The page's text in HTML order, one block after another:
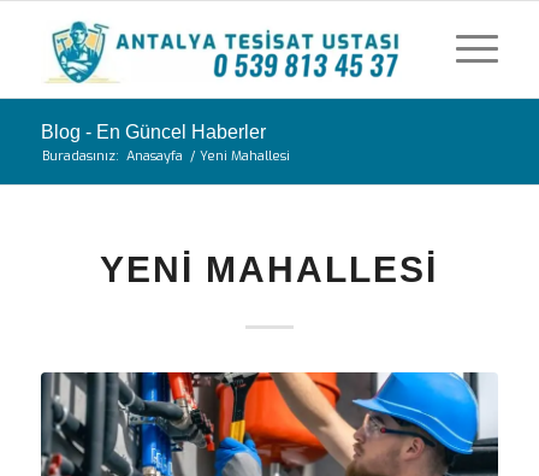
Blog - En Güncel Haberler
Buradasınız: Anasayfa / Yeni Mahallesi
YENI MAHALLESI